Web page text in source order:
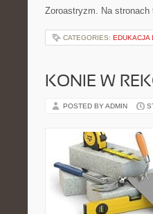
Zoroastryzm. Na
CATEGORIES: EDUKACJA
KONIE W
POSTED BY ADMIN